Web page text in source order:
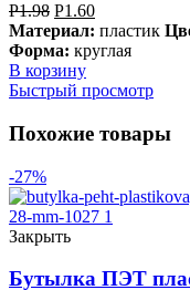
Р1.98 Р1.60
Материал: пластик
Форма: круглая
В корзину
Быстрый просмотр
Похожие товары
-27%
Закрыть
Бутылка ПЭТ